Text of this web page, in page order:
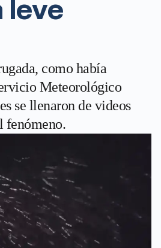
leve
como había
Meteorológico
se llenaron de videos
fenómeno.